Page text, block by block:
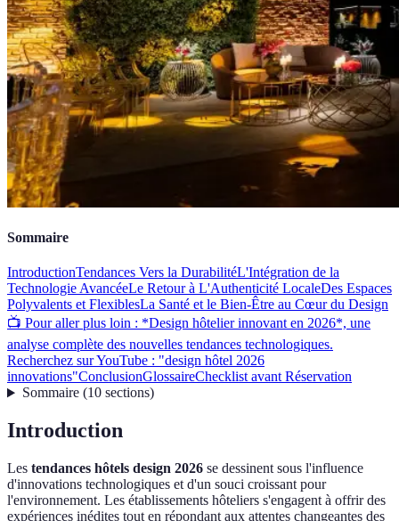
Sommaire
IntroductionTendances Vers la DurabilitéL'Intégration de la
Technologie AvancéeLe Retour à L'Authenticité LocaleDes Espaces
Polyvalents et FlexiblesLa Santé et le Bien-Être au Cœur du Design
📺 Pour aller plus loin : *Design hôtelier innovant en 2026*, une
analyse complète des nouvelles tendances technologiques.
Recherchez sur YouTube : "design hôtel 2026
innovations"ConclusionGlossaireChecklist avant Réservation
Sommaire(10 sections)
Introduction
Les tendances hôtels design 2026 se dessinent sous l'influence
d'innovations technologiques et d'un souci croissant pour
l'environnement. Les établissements hôteliers s'engagent à offrir des
expériences inédites tout en répondant aux attentes changeantes des